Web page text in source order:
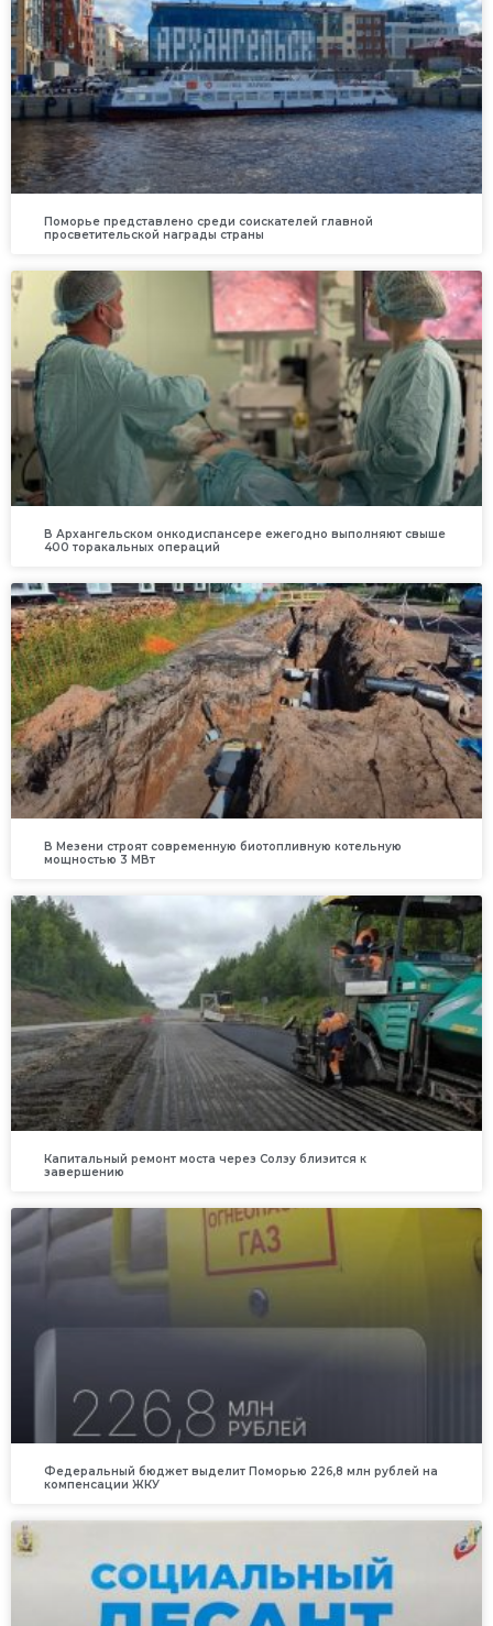
Поморье представлено среди соискателей главной
просветительской награды страны
В Архангельском онкодиспансере ежегодно выполняют свыше
400 торакальных операций
В Мезени строят современную биотопливную котельную
мощностью 3 МВт
Капитальный ремонт моста через Солзу близится к
завершению
Федеральный бюджет выделит Поморью 226,8 млн рублей на
компенсации ЖКУ